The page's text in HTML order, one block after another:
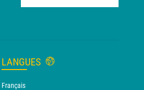
LANGUES
Français